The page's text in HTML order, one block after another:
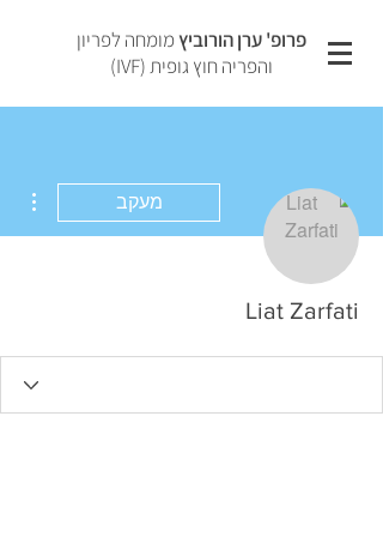
פרופ' ערן הורוביץ מומחה לפריון
והפריה חוץ גופית (IVF)
מעקב
Liat Zarfati